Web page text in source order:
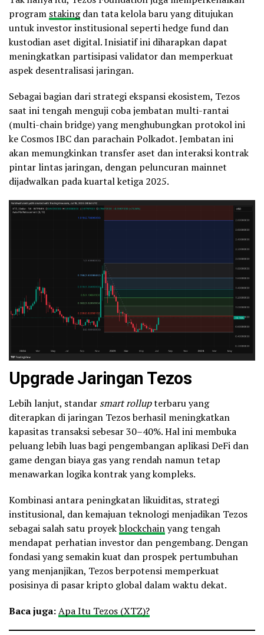
program stakingdan tata kelola baru yang ditujukan
untuk investor institusional seperti hedge fund dan
kustodian aset digital. Inisiatif ini diharapkan dapat
meningkatkan partisipasi validator dan memperkuat
aspek desentralisasi jaringan.
Sebagai bagian dari strategi ekspansi ekosistem, Tezos
saat ini tengah menguji coba jembatan multi-rantai
(multi-chain bridge) yang menghubungkan protokol ini
ke Cosmos IBC dan parachain Polkadot. Jembatan ini
akan memungkinkan transfer aset dan interaksi kontrak
pintar lintas jaringan, dengan peluncuran mainnet
dijadwalkan pada kuartal ketiga 2025.
Upgrade Jaringan Tezos
Lebih lanjut, standar smart rollupterbaru yang
diterapkan di jaringan Tezos berhasil meningkatkan
kapasitas transaksi sebesar 30–40%. Hal ini membuka
peluang lebih luas bagi pengembangan aplikasi DeFi dan
game dengan biaya gas yang rendah namun tetap
menawarkan logika kontrak yang kompleks.
Kombinasi antara peningkatan likuiditas, strategi
institusional, dan kemajuan teknologi menjadikan Tezos
sebagai salah satu proyekblockchainyang tengah
mendapat perhatian investor dan pengembang. Dengan
fondasi yang semakin kuat dan prospek pertumbuhan
yang menjanjikan, Tezos berpotensi memperkuat
posisinya di pasar kripto global dalam waktu dekat.
Baca juga:Apa Itu Tezos (XTZ)?